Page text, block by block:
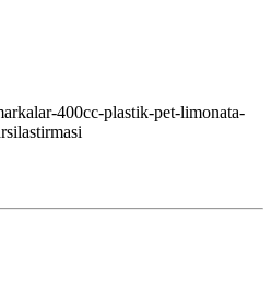
400cc-plastik-pet-limonata-